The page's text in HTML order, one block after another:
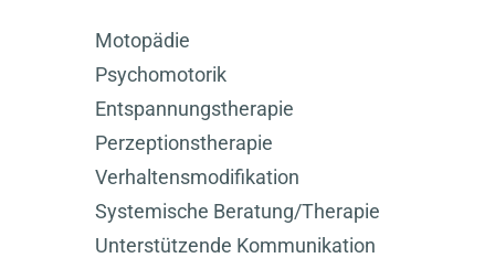
Motopädie
Psychomotorik
Entspannungstherapie
Perzeptionstherapie
Verhaltensmodifikation
Systemische Beratung/Therapie
Unterstützende Kommunikation